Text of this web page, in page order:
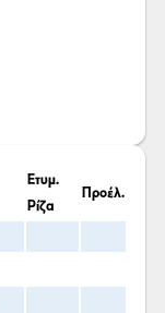
Ετυμ.
Ρίζα
Προέλ.